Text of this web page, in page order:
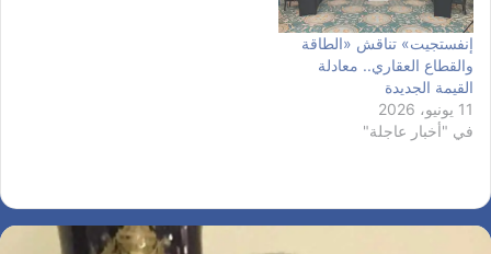
إنفستجيت» تناقش «الطاقة
والقطاع العقاري.. معادلة
القيمة الجديدة
11 يونيو، 2026
في "أخبار عاجلة"